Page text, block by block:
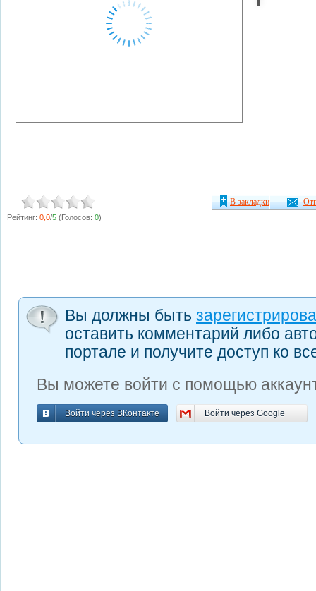
Рейтинг: 0,0/5 (Голосов: 0)
В закладки
Вы должны быть
оставить комментарий либо
портале и получите доступ ко
Вы можете войти с помощью
Войти через ВКонтакте
Войти через ВКонтакте Войти через Google
Войти через Google